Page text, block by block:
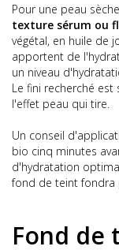
Pour une peau
texture sérum ou
végétal, en huile de
apportent de
un niveau
Le fini recherché
l'effet peau qui tire.
Un conseil
bio cinq minutes
d'hydratation
fond de teint fondra
Fond de